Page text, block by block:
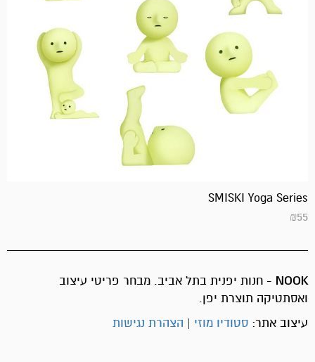
SMISKI Yoga Series
₪55
NOOK - חנות יפנית בתל אביב. מבחר פריטי עיצוב
ואסתטיקה תוצרת יפן.
עיצוב אתר: סטודיו מוזי | הצהרת נגישות